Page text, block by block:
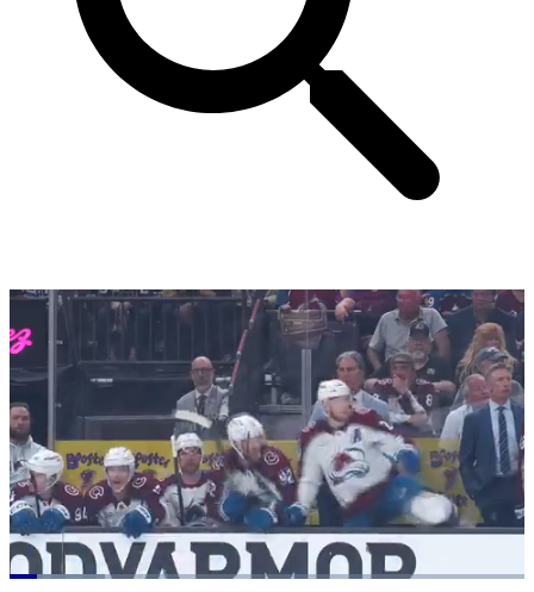
Loaded: